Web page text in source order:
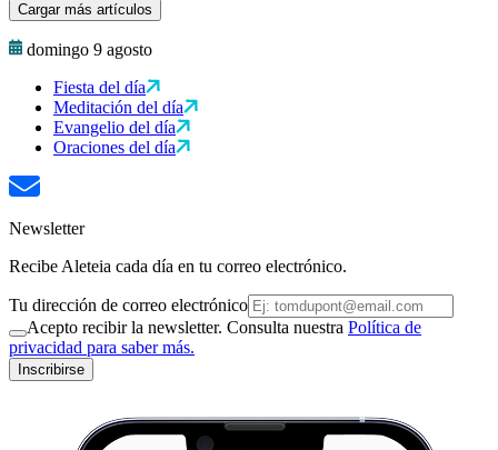
Cargar más artículos
domingo 9 agosto
Fiesta del día
Meditación del día
Evangelio del día
Oraciones del día
Newsletter
Recibe Aleteia cada día en tu correo electrónico.
Tu dirección de correo electrónico
Acepto recibir la newsletter. Consulta nuestra Política de
privacidad para saber más.
Inscribirse